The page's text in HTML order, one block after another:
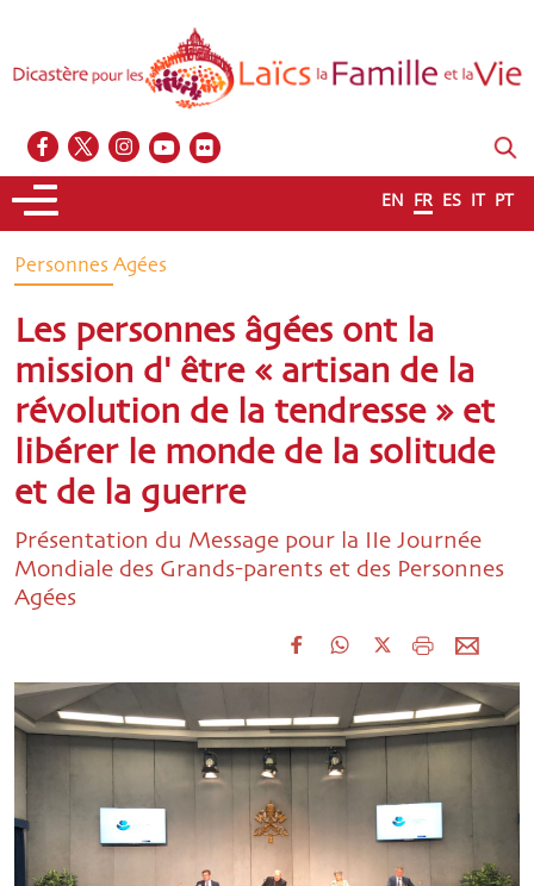
EN FR ES IT PT
Personnes Agées
Les personnes âgées ont la
mission d' être « artisan de la
révolution de la tendresse » et
libérer le monde de la solitude
et de la guerre
Présentation du Message pour la IIe Journée
Mondiale des Grands-parents et des Personnes
Agées